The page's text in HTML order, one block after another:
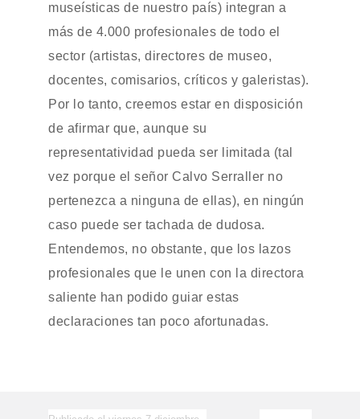
museísticas de nuestro país) integran a
más de 4.000 profesionales de todo el
sector (artistas, directores de museo,
docentes, comisarios, críticos y galeristas).
Por lo tanto, creemos estar en disposición
de afirmar que, aunque su
representatividad pueda ser limitada (tal
vez porque el señor Calvo Serraller no
pertenezca a ninguna de ellas), en ningún
caso puede ser tachada de dudosa.
Entendemos, no obstante, que los lazos
profesionales que le unen con la directora
saliente han podido guiar estas
declaraciones tan poco afortunadas.